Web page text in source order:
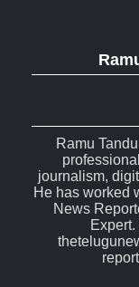
Ramu
journalism,
He has worked
News